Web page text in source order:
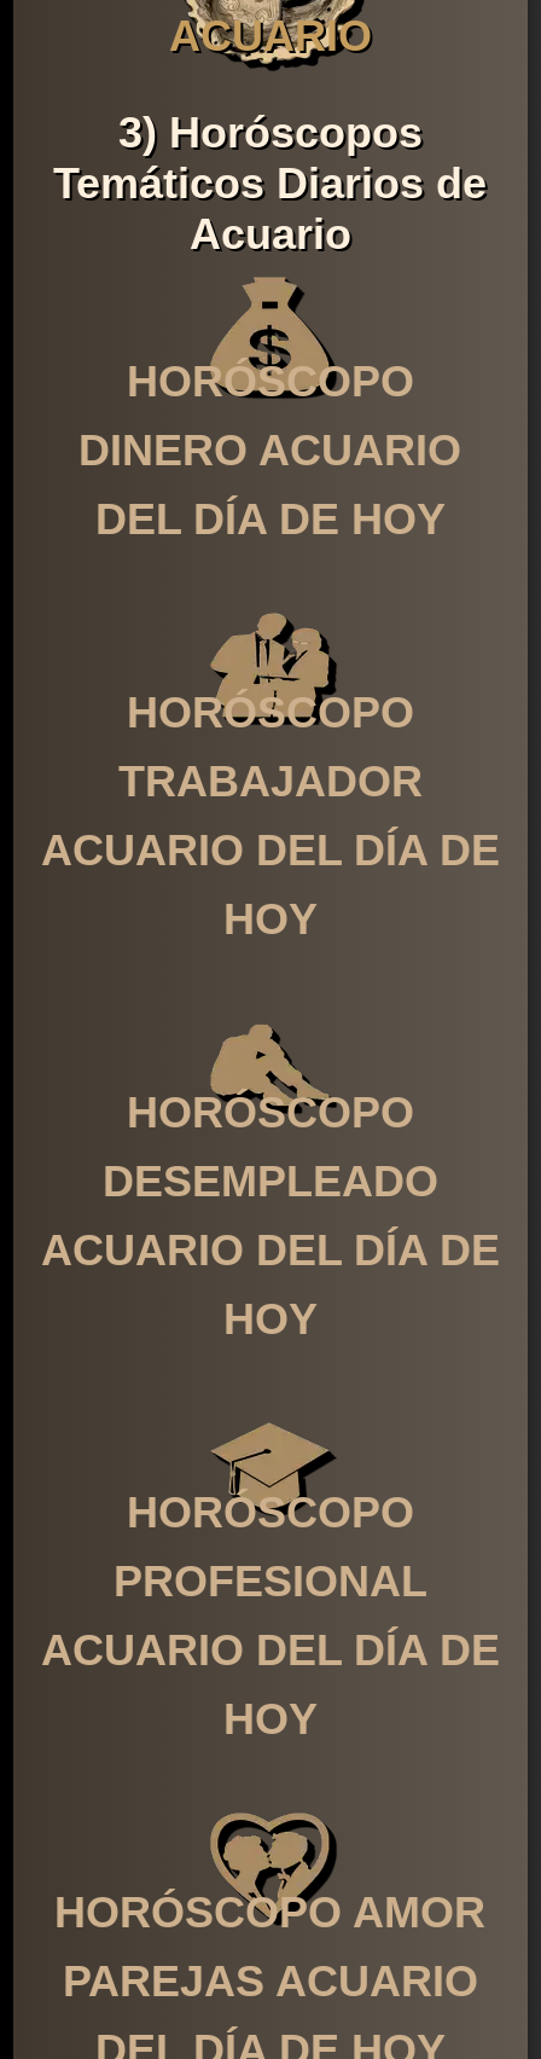
ACUARIO
3) Horóscopos
Temáticos Diarios de
Acuario
HORÓSCOPO
DINERO ACUARIO
DEL DÍA DE HOY
HORÓSCOPO
TRABAJADOR
ACUARIO DEL DÍA DE
HOY
HORÓSCOPO
DESEMPLEADO
ACUARIO DEL DÍA DE
HOY
HORÓSCOPO
PROFESIONAL
ACUARIO DEL DÍA DE
HOY
HORÓSCOPO AMOR
PAREJAS ACUARIO